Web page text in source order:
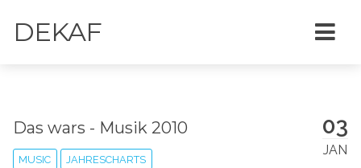
DEKAF
03
JAN
Das wars - Musik 2010
MUSIC JAHRESCHARTS